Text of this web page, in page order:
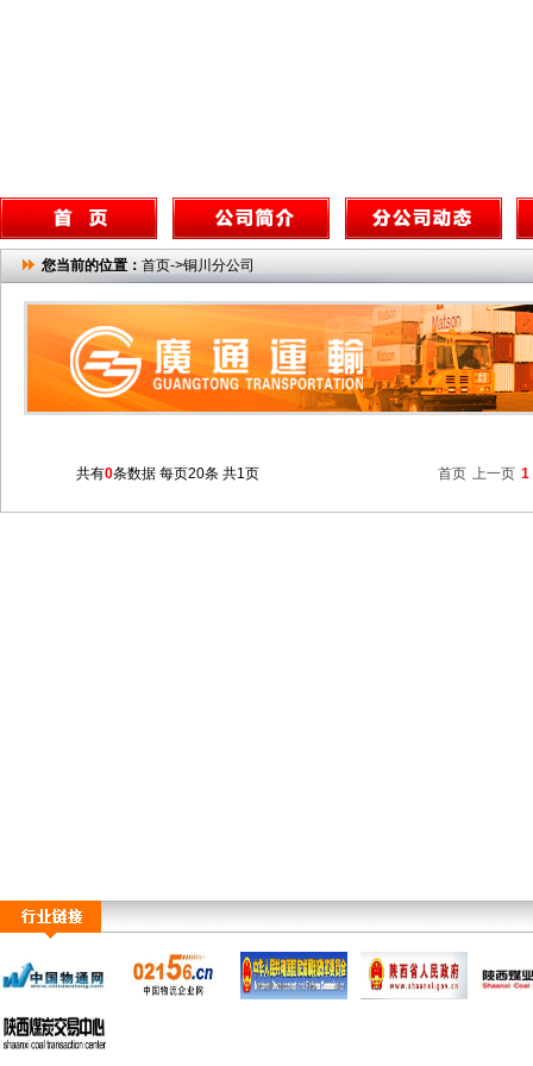
您当前的位置： 首页->铜川分公司
共有0条数据 每页20条 共1页 首页 上一页 1